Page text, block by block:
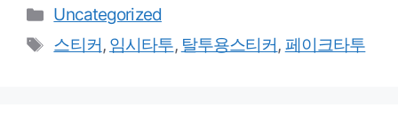
Categories
Uncategorized
Tags
스티커, 임시타투, 탈투용스티커, 페이크타투